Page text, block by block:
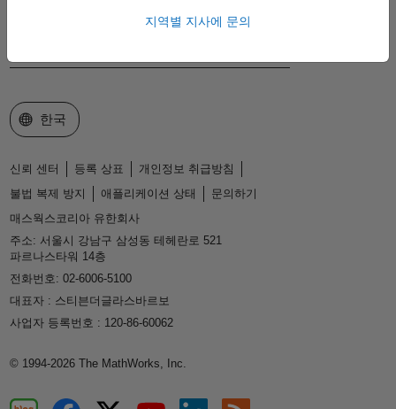
지역별 지사에 문의
웹사이트 선택
한국
신뢰 센터 등록 상표
개인정보 취급방침
불법 복제 방지
애플리케이션 상태
문의하기
매스웍스코리아 유한회사
주소: 서울시 강남구 삼성동 테헤란로 521
파르나스타워 14층
전화번호: 02-6006-5100
대표자 : 스티븐더글라스바르보
사업자 등록번호 : 120-86-60062
© 1994-2026 The MathWorks, Inc.